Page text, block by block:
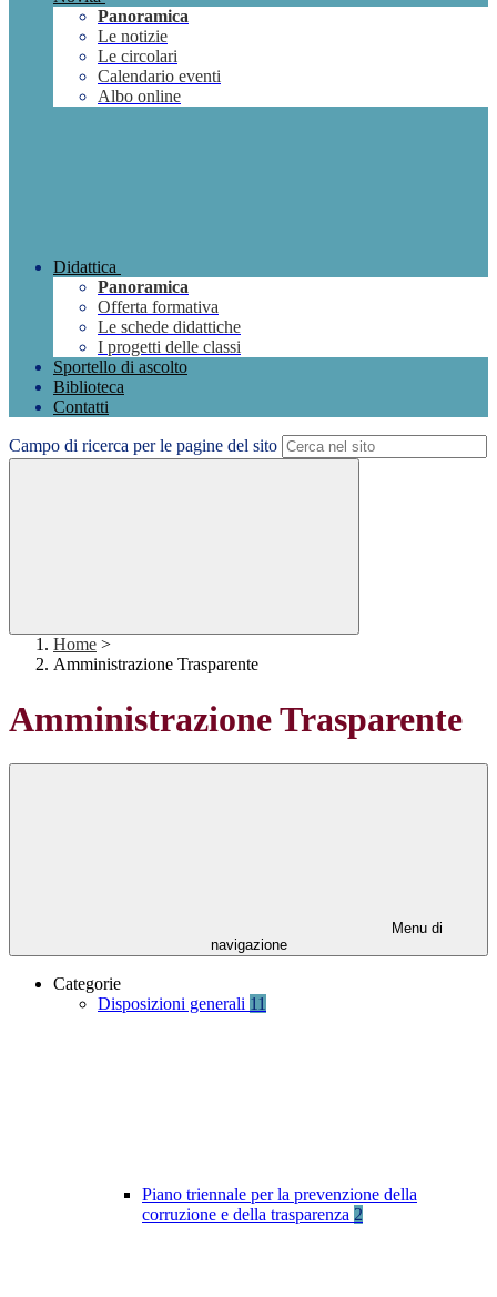
Panoramica
Le notizie
Le circolari
Calendario eventi
Albo online
Didattica
Panoramica
Offerta formativa
Le schede didattiche
I progetti delle classi
Sportello di ascolto
Biblioteca
Contatti
Campo di ricerca per le pagine del sito
Home >
Amministrazione Trasparente
Amministrazione Trasparente
Menu di
navigazione
Categorie
Disposizioni generali 11
Piano triennale per la prevenzione della
corruzione e della trasparenza 2